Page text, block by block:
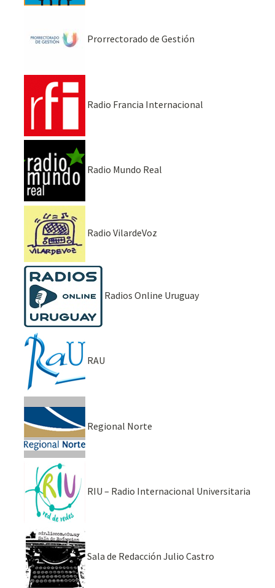
Prorrectorado de Gestión
Radio Francia Internacional
Radio Mundo Real
Radio VilardeVoz
Radios Online Uruguay
RAU
Regional Norte
RIU – Radio Internacional Universitaria
Sala de Redacción Julio Castro